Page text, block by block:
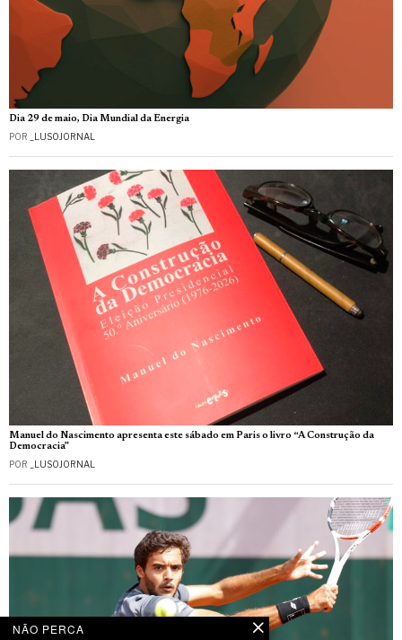
Dia 29 de maio, Dia Mundial da Energia
POR _LUSOJORNAL
Manuel do Nascimento apresenta este sábado em Paris o livro “A Construção da
Democracia”
POR _LUSOJORNAL
NÃO PERCA